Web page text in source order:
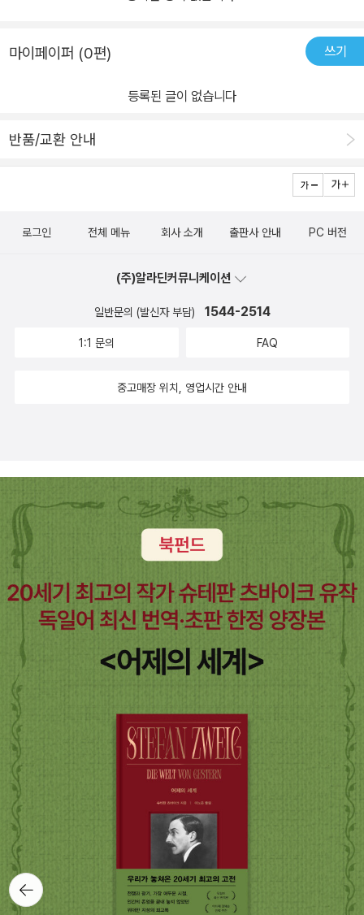
마이페이퍼 (0편) 쓰기
등록된 글이 없습니다
반품/교환 안내
뒤로가
기
로그인 전체 메뉴 회사 소개 출판사 안내 PC 버전
(주)알라딘커뮤니케이션
일반문의 (발신자 부담) 1544-2514
1:1 문의 FAQ
중고매장 위치, 영업시간 안내